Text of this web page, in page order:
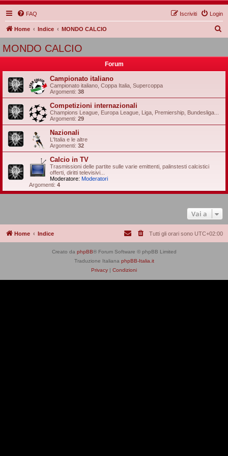
FAQ Login
Iscriviti
Home Indice MONDO CALCIO
MONDO CALCIO
Forum
Campionato italiano
Campionato italiano, Coppa Italia, Supercoppa
Argomenti: 38
Competizioni internazionali
Champions League, Europa League, Liga, Premiership, Bundesliga...
Argomenti: 29
Nazionali
L'Italia e le altre
Argomenti: 32
Calcio in TV
Trasmissioni delle partite sulle varie emittenti, palinstesti calcistici
offerti, diritti televisivi...
Moderatore: Moderatori
Argomenti: 4
Vai a
Home Indice Tutti gli orari sono UTC+02:00
Creato da phpBB® Forum Software © phpBB Limited
Traduzione Italiana phpBB-Italia.it
Privacy | Condizioni